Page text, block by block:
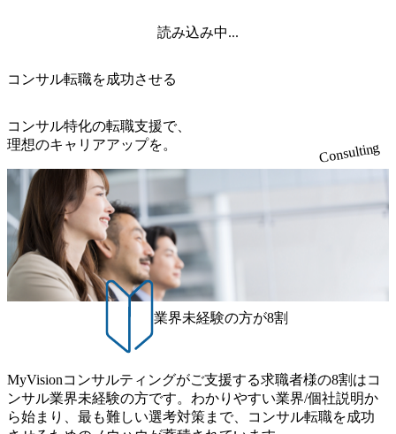
読み込み中...
コンサル転職を成功させる
コンサル特化の転職支援で、
理想のキャリアアップを。
Consulting
業界未経験の方が8割
MyVisionコンサルティングがご支援する求職者様の8割はコ
ンサル業界未経験の方です。わかりやすい業界/個社説明か
ら始まり、最も難しい選考対策まで、コンサル転職を成功